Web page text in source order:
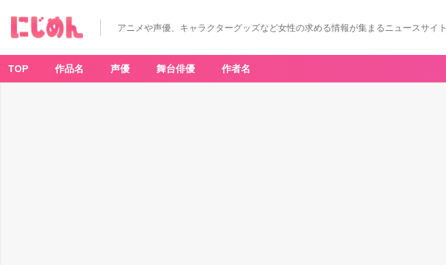
アニメや声優、キャラクターグッズなど女性の求める情報が集まるニュースサイト
TOP 作品名 声優 舞台俳優 作者名